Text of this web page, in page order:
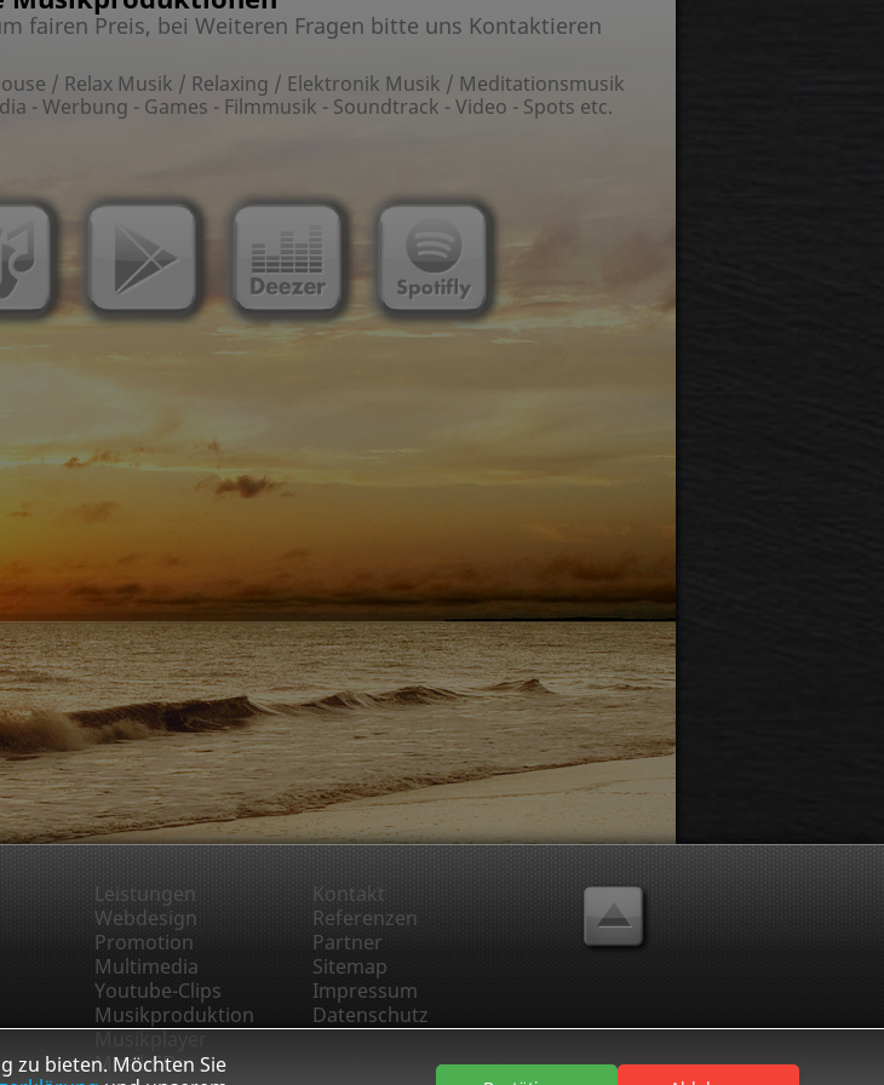
fairen Preis, bei Weiteren Fragen bitte uns Kontaktieren
/ Relax Musik / Relaxing / Elektronik Musik / Meditationsmusik
- Werbung - Games - Filmmusik - Soundtrack - Video - Spots etc.
Leistungen
Webdesign
Promotion
Multimedia
Youtube-Clips
Musikproduktion
Musikplayer
MusikCDs
Kontakt
Referenzen
Partner
Sitemap
Impressum
Datenschutz
zu bieten. Möchten Sie